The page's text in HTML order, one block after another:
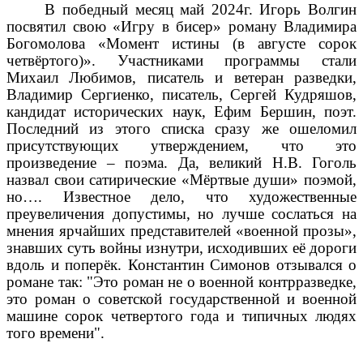
В победный месяц май 2024г. Игорь Волгин
посвятил свою «Игру в бисер» роману Владимира
Богомолова «Момент истины (в августе сорок
четвёртого)». Участниками программы стали
Михаил Любимов, писатель и ветеран разведки,
Владимир Сергиенко, писатель, Сергей Кудряшов,
кандидат исторических наук, Ефим Бершин, поэт.
Последний из этого списка сразу же ошеломил
присутствующих утверждением, что это
произведение – поэма. Да, великий Н.В. Гоголь
назвал свои сатирические «Мёртвые души» поэмой,
но…. Известное дело, что художественные
преувеличения допустимы, но лучше сослаться на
мнения ярчайших представителей «военной прозы»,
знавших суть войны изнутри, исходивших её дороги
вдоль и поперёк. Константин Симонов отзывался о
романе так: "Это роман не о военной контрразведке,
это роман о советской государственной и военной
машине сорок четвертого года и типичных людях
того времени".